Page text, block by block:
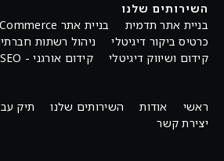
השירותים שלנו
בניית אתר תדמית
בניית אתר eCommerce
כרטיס ביקור דיגיטלי
ניהול רשתות
קידום ושיווק דיגיטלי
קידום אורגני - SEO
ראשי
אודות השירותים שלנו תיק
יצירת קשר